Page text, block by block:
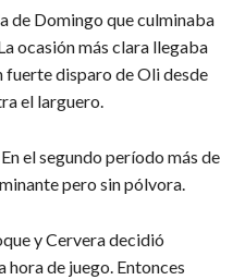
de Domingo que culminaba
ocasión más clara llegaba
fuerte disparo de Oli desde
el larguero.
el segundo período más de
pero sin pólvora.
y Cervera decidió
hora de juego. Entonces